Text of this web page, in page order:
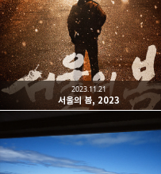
서울의 봄, 2023
2023.11.21